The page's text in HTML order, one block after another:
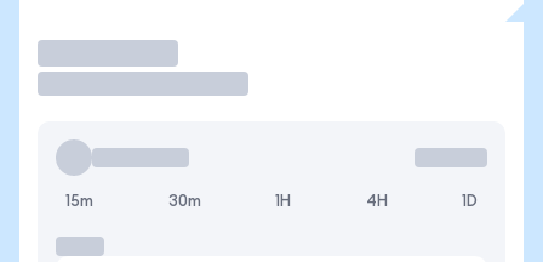
15m 30m 1H 4H 1D